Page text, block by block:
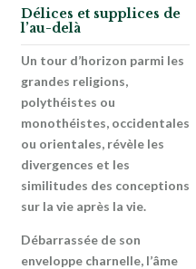
Délices et supplices de
l’au-delà
Un tour d’horizon parmi les
grandes religions,
polythéistes ou
monothéistes, occidentales
ou orientales, révèle les
divergences et les
similitudes des conceptions
sur la vie après la vie.
Débarrassée de son
enveloppe charnelle, l’âme